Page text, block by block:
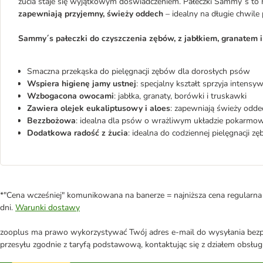
zapewniają przyjemny, świeży oddech – idealny na długie
Sammy´s pałeczki do czyszczenia zębów, z jabłkiem,
Smaczna przekąska do pielęgnacji zębów dla dorosłych psów
Wspiera higienę jamy ustnej: specjalny kształt sprzyja
Wzbogacona owocami: jabłka, granaty, borówki i truskawki
Zawiera olejek eukaliptusowy i aloes: zapewniają świeży
Bezzbożowa: idealna dla psów o wrażliwym układzie
Dodatkowa radość z żucia: idealna do codziennej pielęgnacji
*"Cena wcześniej" komunikowana na banerze = najniższa cena
dni. Warunki dostawy
zooplus ma prawo wykorzystywać Twój adres e-mail do wysyłania
przesyłu zgodnie z taryfą podstawową, kontaktując się z działem